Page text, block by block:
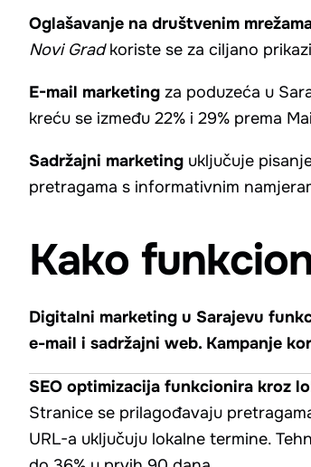
Oglašavanje na društvenim
Novi Gradkoriste se za ciljano
E-mail marketing za poduzeća u
kreću se između 22% i 29% prema
Sadržajni marketing uključuje
pretragama s informativnim
Kako
Digitalni marketing u Sarajevu
e-mail i sadržajni web. Kampanje
SEO optimizacija funkcionira kroz
Stranice se prilagođavaju
URL-a uključuju lokalne termine.